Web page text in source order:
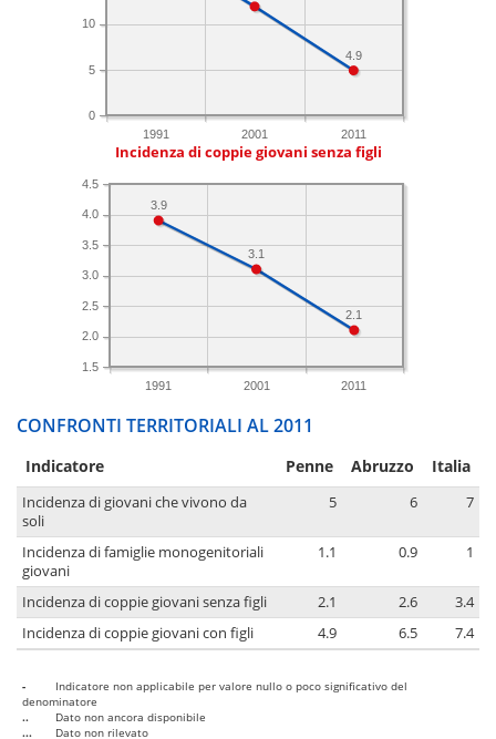
1991 2001 2011
0
5
10
4.9
Incidenza di coppie giovani senza figli
1991 2001 2011
1.5
2.0
2.5
3.0
3.5
4.0
4.5
2.1
3.1
3.9
CONFRONTI TERRITORIALI AL 2011
Indicatore Penne Abruzzo Italia
Incidenza di giovani che vivono da
soli
5 6 7
Incidenza di famiglie monogenitoriali
giovani
1.1 0.9 1
Incidenza di coppie giovani senza figli 2.1 2.6
3.4
Incidenza di coppie giovani con figli
4.9 6.5 7.4
-
Indicatore non applicabile per valore nullo o poco significativo del
denominatore
..
Dato non ancora disponibile
...
Dato non rilevato